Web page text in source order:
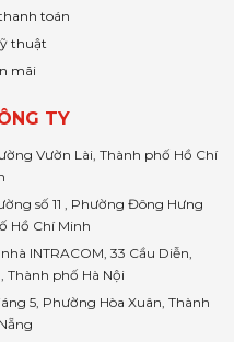
toán
thuật
mãi
TY
Vườn Lài, Thành phố Hồ Chí
số 11 , Phường Đông Hưng
Hồ Chí Minh
INTRACOM, 33 Cầu Diễn,
Thành phố Hà Nội
5, Phường Hòa Xuân, Thành